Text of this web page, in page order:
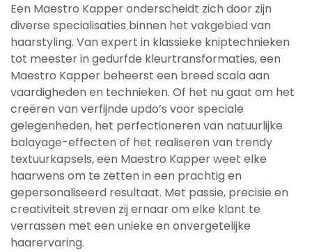
Een Maestro Kapper onderscheidt zich door zijn
diverse specialisaties binnen het vakgebied van
haarstyling. Van expert in klassieke kniptechnieken
tot meester in gedurfde kleurtransformaties, een
Maestro Kapper beheerst een breed scala aan
vaardigheden en technieken. Of het nu gaat om het
creëren van verfijnde updo’s voor speciale
gelegenheden, het perfectioneren van natuurlijke
balayage-effecten of het realiseren van trendy
textuurkapsels, een Maestro Kapper weet elke
haarwens om te zetten in een prachtig en
gepersonaliseerd resultaat. Met passie, precisie en
creativiteit streven zij ernaar om elke klant te
verrassen met een unieke en onvergetelijke
haarervaring.